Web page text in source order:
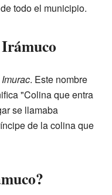
todo el municipio.
Imurac. Este nombre
"Colina que entra
se llamaba
de la colina que